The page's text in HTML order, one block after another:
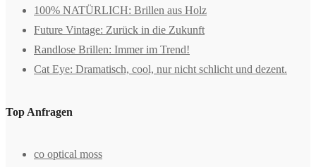
100% NATÜRLICH: Brillen aus Holz
Future Vintage: Zurück in die Zukunft
Randlose Brillen: Immer im Trend!
Cat Eye: Dramatisch, cool, nur nicht schlicht und dezent.
Top Anfragen
co optical moss